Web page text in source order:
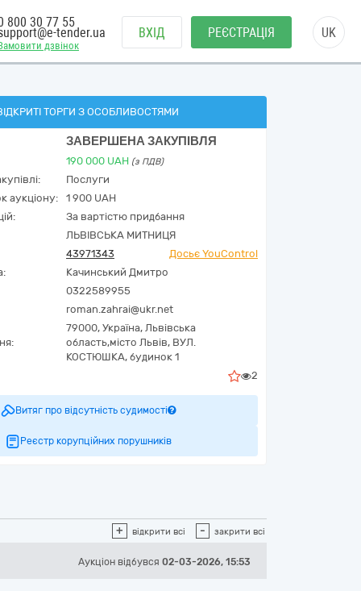
дзвінок
800 30 77 55
tender.ua ВХІД РЕЄСТРАЦІЯ UK
ТОРГИ З ОСОБЛИВОСТЯМИ
ЗАВЕРШЕНА ЗАКУПІВЛЯ
190 000 UAH (з ПДВ)
Послуги
аукціону:
1 900 UAH
За вартістю придбання
ЛЬВІВСЬКА МИТНИЦЯ
43971343
Досьє YouControl
Качинський Дмитро
0322589955
roman.zahrai@ukr.net
79000, Україна, Львівська
область,місто Львів, ВУЛ.
КОСТЮШКА, будинок 1
2
Витяг про відсутність судимості
Реєстр корупційних порушників
+ відкрити всі - закрити всі
Аукціон відбувся 02-03-2026, 15:53